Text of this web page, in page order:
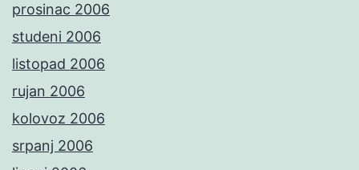
prosinac 2006
studeni 2006
listopad 2006
rujan 2006
kolovoz 2006
srpanj 2006